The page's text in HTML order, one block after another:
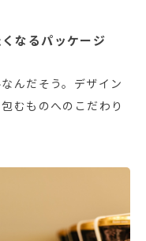
なるパッケージ
んだそう。デザイン
むものへのこだわり